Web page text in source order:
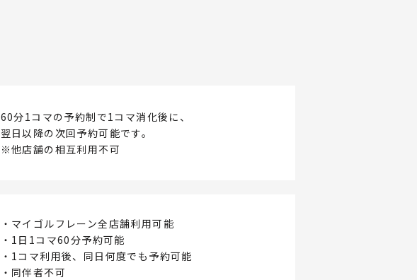
60分1コマの予約制で1コマ消化後に、
翌日以降の次回予約可能です。
※他店舗の相互利用不可
・マイゴルフレーン全店舗利用可能
・1日1コマ60分予約可能
・1コマ利用後、同日何度でも予約可能
・同伴者不可